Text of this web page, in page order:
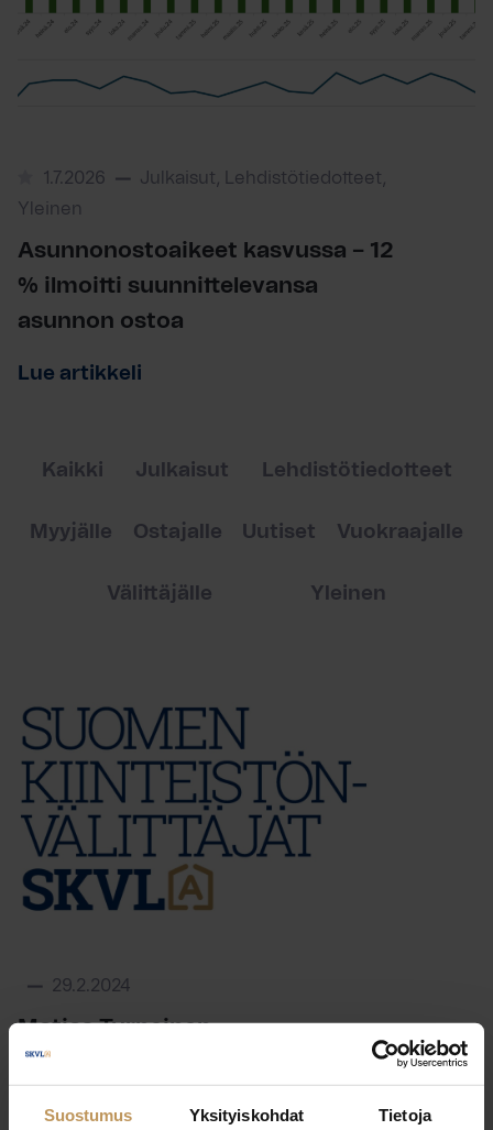
Suostumus Yksityiskohdat Tietoja
1.7.2026
Julkaisut, Lehdistötiedotteet,
Yleinen
Asunnonostoaikeet kasvussa – 12
% ilmoitti suunnittelevansa
asunnon ostoa
Lue artikkeli
Kaikki Julkaisut Lehdistötiedotteet
Myyjälle Ostajalle Uutiset Vuokraajalle
Välittäjälle Yleinen
29.2.2024
Matias Turpeinen